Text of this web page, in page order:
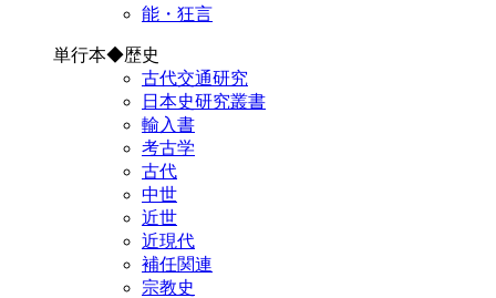
能・狂言
単行本◆歴史
古代交通研究
日本史研究叢書
輸入書
考古学
古代
中世
近世
近現代
補任関連
宗教史